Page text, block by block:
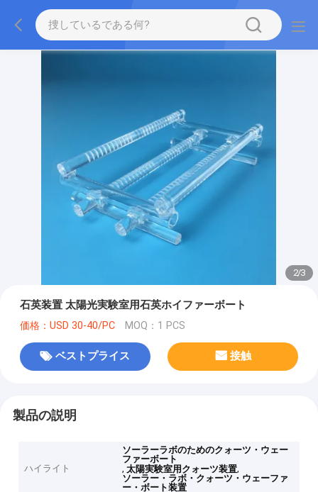
2/3
石英装置 太陽光実験室用石英ホイファーボート
価格：USD 30-40/PC MOQ：1 PCS
ベストプライス 接触
製品の説明
ハイライト
ソーラーラボのためのクォーツ・ウェー
ファーボート
,太陽実験室用クォーツ装置,
ソーラー・ラボ・クォーツ・ウェーファ
ー・ボート装置